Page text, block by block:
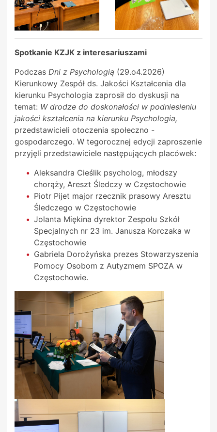
Spotkanie KZJK z interesariuszami
Podczas Dni z Psychologią (29.o4.2026)
Kierunkowy Zespół ds. Jakości Kształcenia dla
kierunku Psychologia zaprosił do dyskusji na
temat: W drodze do doskonałości w podniesieniu
jakości kształcenia na kierunku Psychologia,
przedstawicieli otoczenia społeczno -
gospodarczego. W tegorocznej edycji zaproszenie
przyjęli przedstawiciele następujących placówek:
Aleksandra Cieślik psycholog, młodszy
chorąży, Areszt Śledczy w Częstochowie
Piotr Pijet major rzecznik prasowy Aresztu
Śledczego w Częstochowie
Jolanta Miękina dyrektor Zespołu Szkół
Specjalnych nr 23 im. Janusza Korczaka w
Częstochowie
Gabriela Dorożyńska prezes Stowarzyszenia
Pomocy Osobom z Autyzmem SPOZA w
Częstochowie.